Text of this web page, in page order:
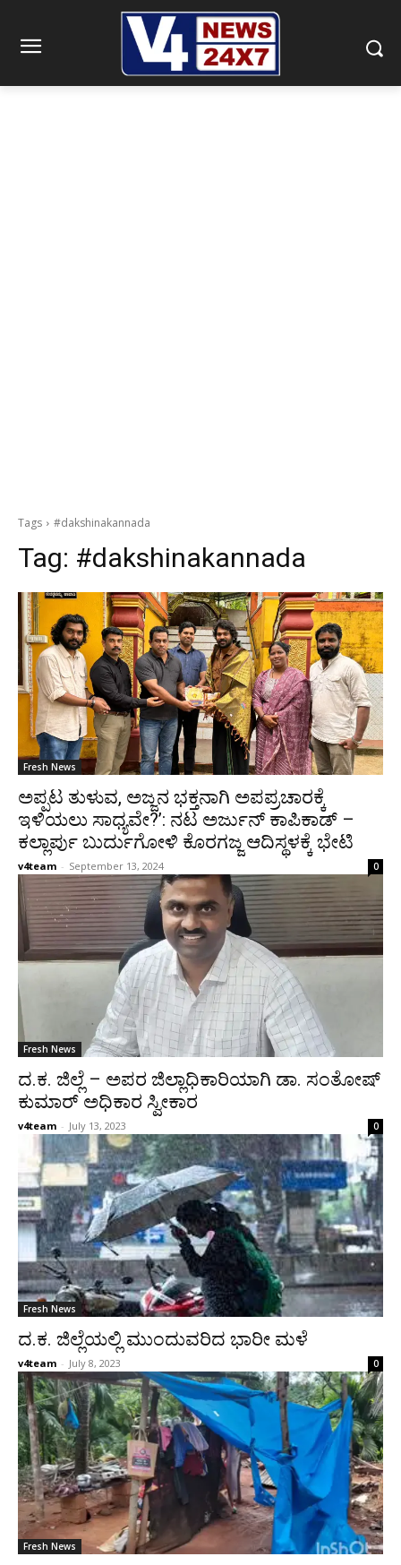
Tags #dakshinakannada
Tag: #dakshinakannada
Fresh News
ಅಪ್ಪಟ ತುಳುವ, ಅಜ್ಜನ ಭಕ್ತನಾಗಿ ಅಪಪ್ರಚಾರಕ್ಕೆ
ಇಳಿಯಲು ಸಾಧ್ಯವೇ?’: ನಟ ಅರ್ಜುನ್ ಕಾಪಿಕಾಡ್ –
ಕಲ್ಲಾರ್ಪು ಬುರ್ದುಗೋಳಿ ಕೊರಗಜ್ಜ ಆದಿಸ್ಥಳಕ್ಕೆ ಭೇಟಿ
v4team - September 13, 2024 0
Fresh News
ದ.ಕ. ಜಿಲ್ಲೆ – ಅಪರ ಜಿಲ್ಲಾಧಿಕಾರಿಯಾಗಿ ಡಾ. ಸಂತೋಷ್
ಕುಮಾರ್ ಅಧಿಕಾರ ಸ್ವೀಕಾರ
v4team - July 13, 2023 0
Fresh News
ದ.ಕ. ಜಿಲ್ಲೆಯಲ್ಲಿ ಮುಂದುವರಿದ ಭಾರೀ ಮಳೆ
v4team - July 8, 2023 0
Fresh News